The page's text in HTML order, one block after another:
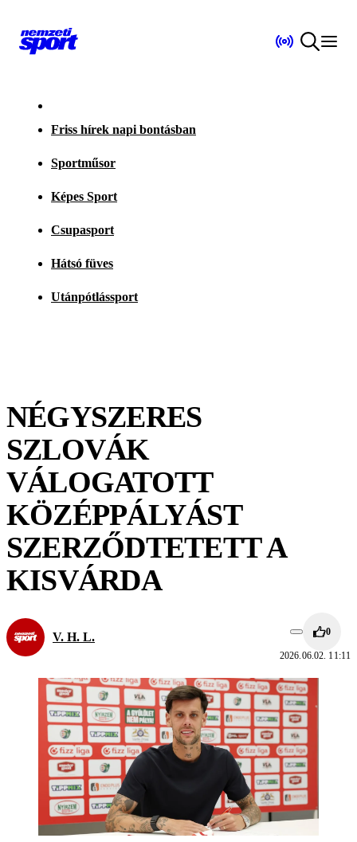
Friss hírek napi bontásban
Sportműsor
Képes Sport
Csupasport
Hátsó füves
Utánpótlássport
NÉGYSZERES
SZLOVÁK
VÁLOGATOTT
KÖZÉPPÁLYÁST
SZERZŐDTETETT A
KISVÁRDA
V. H. L. 0
2026.06.02. 11:11